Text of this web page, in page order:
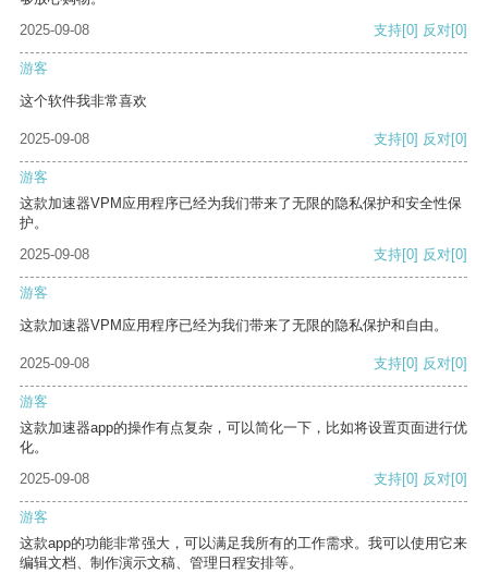
2025-09-08
支持[0] 反对[0]
游客
这个软件我非常喜欢
2025-09-08 支持[0] 反对[0]
游客
这款加速器VPM应用程序已经为我们带来了无限的隐私保护和安全性保
护。
2025-09-08
支持[0] 反对[0]
游客
这款加速器VPM应用程序已经为我们带来了无限的隐私保护和自由。
2025-09-08 支持[0] 反对[0]
游客
这款加速器app的操作有点复杂，可以简化一下，比如将设置页面进行优
化。
2025-09-08
支持[0] 反对[0]
游客
这款app的功能非常强大，可以满足我所有的工作需求。我可以使用它来
编辑文档、制作演示文稿、管理日程安排等。